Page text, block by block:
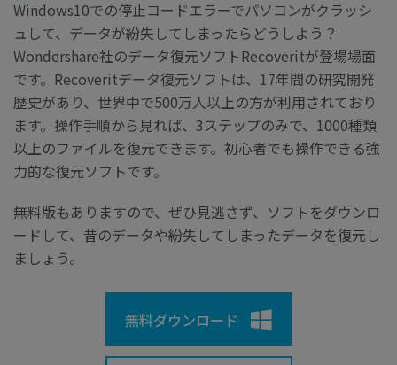
Windows10での停止コードエラーでパソコンがクラッシ
ュして、データが紛失してしまったらどうしよう？
Wondershare社のデータ復元ソフトRecoveritが登場場面
です。Recoveritデータ復元ソフトは、17年間の研究開発
歴史があり、世界中で500万人以上の方が利用されており
ます。操作手順から見れば、3ステップのみで、1000種類
以上のファイルを復元できます。初心者でも操作できる強
力的な復元ソフトです。
無料版もありますので、ぜひ見逃さず、ソフトをダウンロ
ードして、昔のデータや紛失してしまったデータを復元し
ましょう。
無料ダウンロード